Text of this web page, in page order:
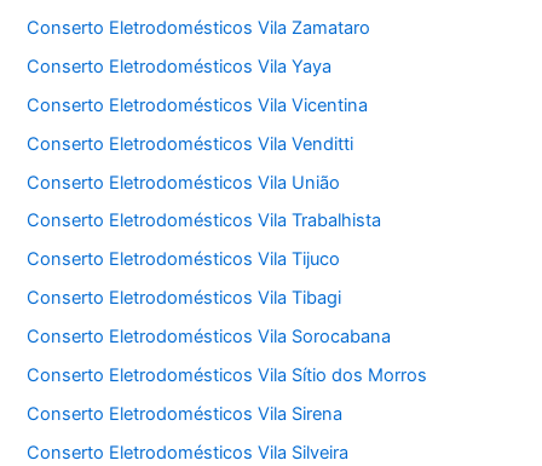
Conserto Eletrodomésticos Vila Zamataro
Conserto Eletrodomésticos Vila Yaya
Conserto Eletrodomésticos Vila Vicentina
Conserto Eletrodomésticos Vila Venditti
Conserto Eletrodomésticos Vila União
Conserto Eletrodomésticos Vila Trabalhista
Conserto Eletrodomésticos Vila Tijuco
Conserto Eletrodomésticos Vila Tibagi
Conserto Eletrodomésticos Vila Sorocabana
Conserto Eletrodomésticos Vila Sítio dos Morros
Conserto Eletrodomésticos Vila Sirena
Conserto Eletrodomésticos Vila Silveira